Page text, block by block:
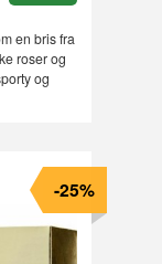
en bris fra
roser og
og
-25%